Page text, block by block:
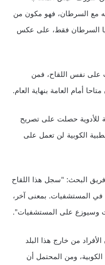
مع السرطان، فهو مكون من
السرطان فقط، على عكس
على نفس اللقاح، فمن
أمام العامة بنهاية العام.
للأدوية حصلت على تصريح
الكوبية لن تعمل على
البحث: "سجل هذا اللقاح
المستشفيات. بمعنى آخر،
وسيوزع على المستشفيات".
من خارج هذا البلد
ومن المحتمل أن